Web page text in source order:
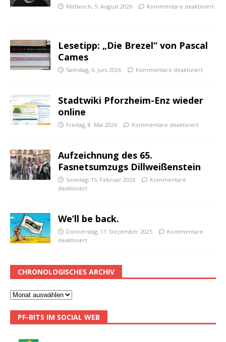
Mittwoch, 5. August 2026 Kommentare deaktiviert
Lesetipp: „Die Brezel“ von Pascal
Cames
Samstag, 6. Juni 2026 Kommentare deaktiviert
Stadtwiki Pforzheim-Enz wieder
online
Freitag, 8. Mai 2026 Kommentare deaktiviert
Aufzeichnung des 65.
Fasnetsumzugs Dillweißenstein
Sonntag, 15. Februar 2026
Kommentare
deaktiviert
We’ll be back.
Donnerstag, 11. Dezember 2025
Kommentare
deaktiviert
CHRONOLOGISCHES ARCHIV
PF-BITS IM SOCIAL WEB